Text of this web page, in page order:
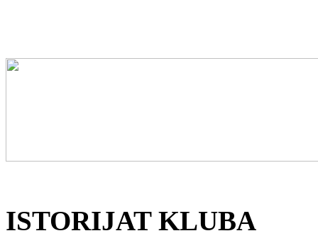
ISTORIJAT KLUBA